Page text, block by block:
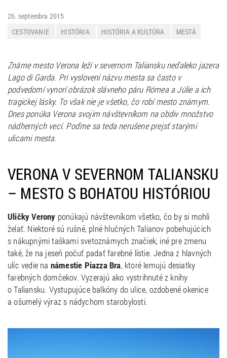
26. septembra 2015
CESTOVANIE
HISTÓRIA HISTÓRIA A KULTÚRA
MESTÁ
Známe mesto Verona leží v severnom Taliansku neďaleko jazera
Lago di Garda. Pri vyslovení názvu mesta sa často v
podvedomí vynorí obrázok slávneho páru Rómea a Júlie a ich
tragickej lásky. To však nie je všetko, čo robí mesto známym.
Dnes ponúka Verona svojim návštevníkom na obdiv množstvo
nádherných vecí. Poďme sa teda nerušene prejsť starými
ulicami mesta.
VERONA V SEVERNOM TALIANSKU
– MESTO S BOHATOU HISTÓRIOU
Uličky Verony ponúkajú návštevníkom všetko, čo by si mohli
želať. Niektoré sú rušné, plné hlučných Talianov pobehujúcich
s nákupnými taškami svetoznámych značiek, iné pre zmenu
také, že na jeseň počuť padať farebné lístie. Jedna z hlavných
ulíc vedie na námestie Piazza Bra, ktoré lemujú desiatky
farebných domčekov. Vyzerajú ako vystrihnuté z knihy
o Taliansku. Vystupujúce balkóny do ulice, ozdobené okenice
a ošumelý výraz s nádychom starobylosti.